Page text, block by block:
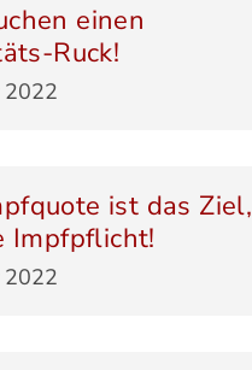
einen
Ruck!
2022
ist das Ziel,
Impfpflicht!
2022